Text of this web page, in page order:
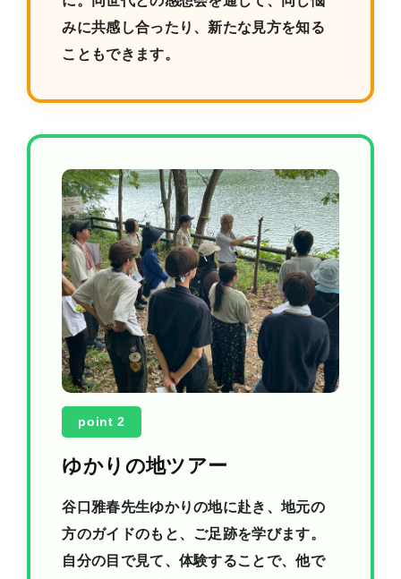
みに共感し合ったり、新たな見方を知る
こともできます。
point 2
ゆかりの地ツアー
谷口雅春先生ゆかりの地に赴き、地元の
方のガイドのもと、ご足跡を学びます。
自分の目で見て、体験することで、他で